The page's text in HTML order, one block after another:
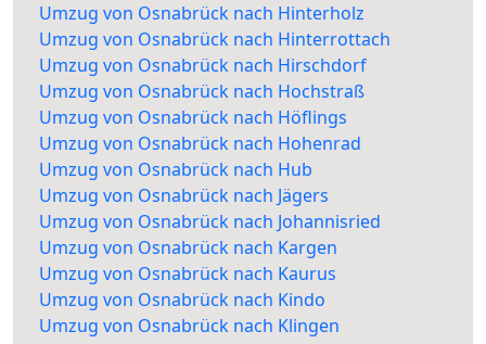
Umzug von Osnabrück nach Hinterholz
Umzug von Osnabrück nach Hinterrottach
Umzug von Osnabrück nach Hirschdorf
Umzug von Osnabrück nach Hochstraß
Umzug von Osnabrück nach Höflings
Umzug von Osnabrück nach Hohenrad
Umzug von Osnabrück nach Hub
Umzug von Osnabrück nach Jägers
Umzug von Osnabrück nach Johannisried
Umzug von Osnabrück nach Kargen
Umzug von Osnabrück nach Kaurus
Umzug von Osnabrück nach Kindo
Umzug von Osnabrück nach Klingen